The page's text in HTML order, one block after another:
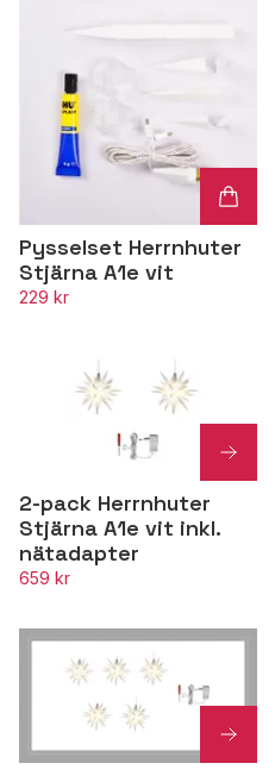
Pysselset Herrnhuter
Stjärna A1e vit
229 kr
2-pack Herrnhuter
Stjärna A1e vit inkl.
nätadapter
659 kr